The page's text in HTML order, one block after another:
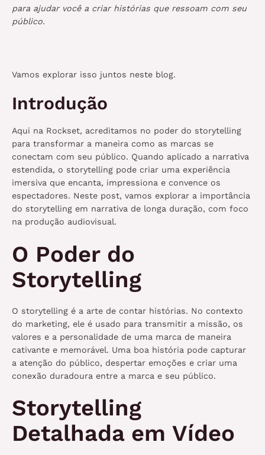
para ajudar você a criar histórias que ressoam com seu
público.
Vamos explorar isso juntos neste blog.
Introdução
Aqui na Rockset, acreditamos no poder do storytelling
para transformar a maneira como as marcas se
conectam com seu público. Quando aplicado a narrativa
estendida, o storytelling pode criar uma experiência
imersiva que encanta, impressiona e convence os
espectadores. Neste post, vamos explorar a importância
do storytelling em narrativa de longa duração, com foco
na produção audiovisual.
O Poder do
Storytelling
O storytelling é a arte de contar histórias. No contexto
do marketing, ele é usado para transmitir a missão, os
valores e a personalidade de uma marca de maneira
cativante e memorável. Uma boa história pode capturar
a atenção do público, despertar emoções e criar uma
conexão duradoura entre a marca e seu público.
Storytelling
Detalhada em Vídeo